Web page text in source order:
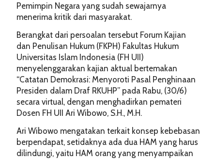
Pemimpin Negara yang sudah sewajarnya
menerima kritik dari masyarakat.
Berangkat dari persoalan tersebut Forum Kajian
dan Penulisan Hukum (FKPH) Fakultas Hukum
Universitas Islam Indonesia (FH UII)
menyelenggarakan kajian aktual bertemakan
“Catatan Demokrasi: Menyoroti Pasal Penghinaan
Presiden dalam Draf RKUHP” pada Rabu, (30/6)
secara virtual, dengan menghadirkan pemateri
Dosen FH UII Ari Wibowo, S.H., M.H.
Ari Wibowo mengatakan terkait konsep kebebasan
berpendapat, setidaknya ada dua HAM yang harus
dilindungi, yaitu HAM orang yang menyampaikan